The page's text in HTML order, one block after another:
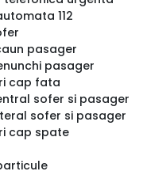
112
pasager
pasager
cap fata
sofer si pasager
sofer si pasager
cap spate